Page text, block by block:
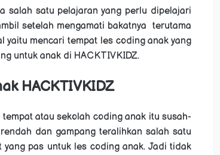
salah satu pelajaran yang perlu dipelajari
setelah mengamati bakatnya terutama
yaitu mencari tempat les coding anak yang
untuk anak di HACKTIVKIDZ.
HACKTIVKIDZ
atau sekolah coding anak itu susah-
dan gampang teralihkan salah satu
pas untuk les coding anak. Jadi tidak